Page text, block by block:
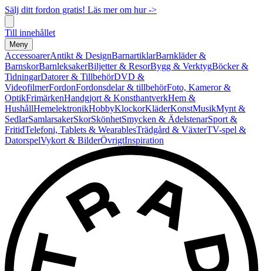
Sälj ditt fordon gratis! Läs mer om hur ->
Till innehållet
Meny
AccessoarerAntikt & DesignBarnartiklarBarnkläder &
BarnskorBarnleksakerBiljetter & ResorBygg & VerktygBöcker &
TidningarDatorer & TillbehörDVD &
VideofilmerFordonFordonsdelar & tillbehörFoto, Kameror &
OptikFrimärkenHandgjort & KonsthantverkHem &
HushållHemelektronikHobbyKlockorKläderKonstMusikMynt &
SedlarSamlarsakerSkorSkönhetSmycken & ÄdelstenarSport &
FritidTelefoni, Tablets & WearablesTrädgård & VäxterTV-spel &
DatorspelVykort & BilderÖvrigtInspiration